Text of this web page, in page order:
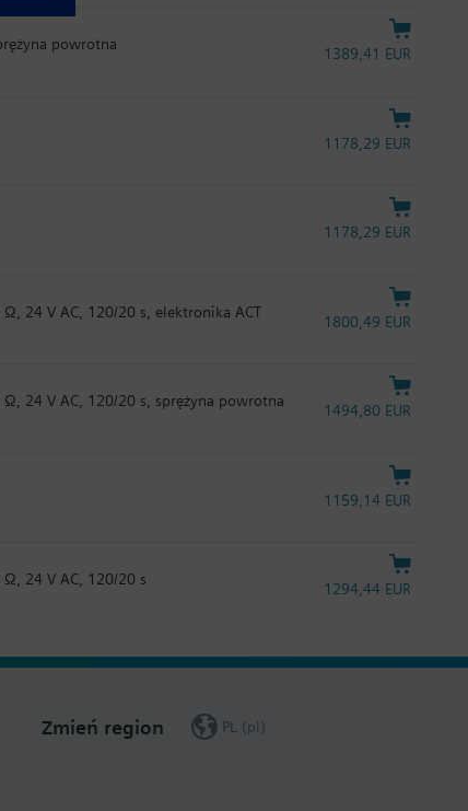
powrotna
1389,41 EUR
1178,29 EUR
1178,29 EUR
24 V AC, 120/20 s, elektronika ACT
1800,49 EUR
24 V AC, 120/20 s, sprężyna powrotna
1494,80 EUR
1159,14 EUR
24 V AC, 120/20 s
1294,44 EUR
Zmień region PL (pl)